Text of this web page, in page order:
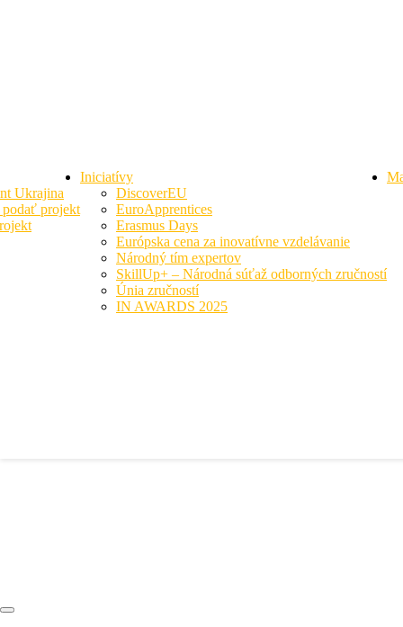
Ukrajina
podať projekt
Iniciatívy
DiscoverEU
EuroApprentices
Erasmus Days
Európska cena za inovatívne vzdelávanie
Národný tím expertov
SkillUp+ – Národná súťaž odborných zručností
Únia zručností
IN AWARDS 2025